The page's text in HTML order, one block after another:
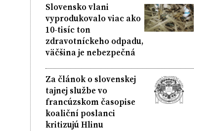
Slovensko vlani
vyprodukovalo viac ako
10-tisíc ton
zdravotníckeho odpadu,
väčšina je nebezpečná
Za článok o slovenskej
tajnej službe vo
francúzskom časopise
koaliční poslanci
kritizujú Hlinu